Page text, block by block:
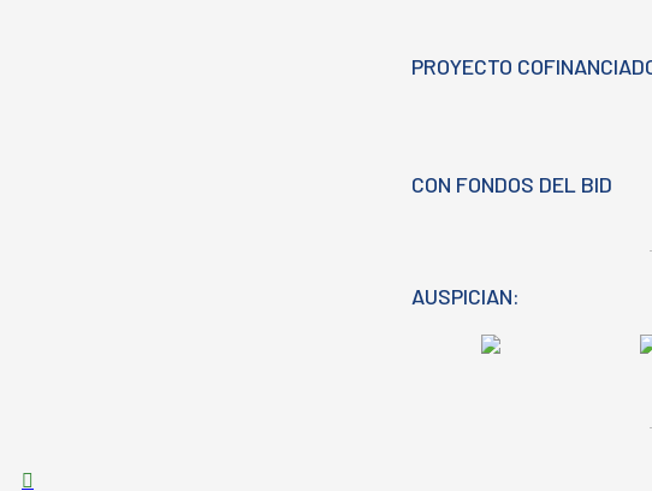
PROYECTO
CON FONDOS DEL BID
AUSPICIAN: